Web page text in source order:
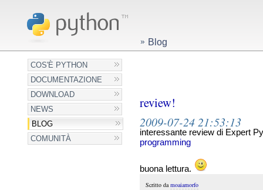
COS'È PYTHON
DOCUMENTAZIONE
DOWNLOAD
NEWS
BLOG
COMUNITÀ
Blog
review!
2009-07-24 21:53:13
interessante review di Expert
programming
buona lettura.
Scritto damoaiamorfo